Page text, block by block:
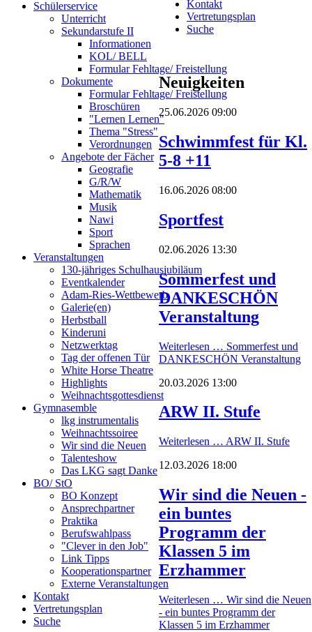
Schülerservice
Unterricht
Sekundarstufe II
Informationen
KOL/ BELL
Formular Fehltage/ Freistellung
Dokumente
Formular Fehltage/ Freistellung
Broschüren
"Lernen Lernen"
Thema "Stress"
Verordnungen
Angebote der Fächer
Geografie
G/R/W
Mathematik
Musik
Nawi
Sport
Sprachen
Veranstaltungen
130-jähriges Schulhausjubiläum
Eventkalender
Adam-Ries-Wettbewerb
Galerie(en)
Herbstball
Kinderuni
Netzwerktag
Tag der offenen Tür
White Horse Theatre
Highlights
Weihnachtsgottesdienst
Gymnasemble
lkg instrumentalis
Weihnachtssoiree
Wir sind die Neuen
Talenteshow
Das LKG sagt Danke
BO/ StO
BO Konzept
Ansprechpartner
Praktika
Berufswahlpass
"Clever in den Job"
Link Tipps
Kooperationspartner
Externe Veranstaltungen
Kontakt
Vertretungsplan
Suche
Kontakt
Vertretungsplan
Suche
Neuigkeiten
25.06.2026 09:00
Schwimmfest für Kl.
5-8 +11
16.06.2026 08:00
Sportfest
02.06.2026 13:30
Sommerfest und
DANKESCHÖN
Veranstaltung
Weiterlesen … Sommerfest und
DANKESCHÖN Veranstaltung
20.03.2026 13:00
ARW II. Stufe
Weiterlesen … ARW II. Stufe
12.03.2026 18:00
Wir sind die Neuen -
ein buntes
Programm der
Klassen 5 im
Erzhammer
Weiterlesen … Wir sind die Neuen
- ein buntes Programm der
Klassen 5 im Erzhammer